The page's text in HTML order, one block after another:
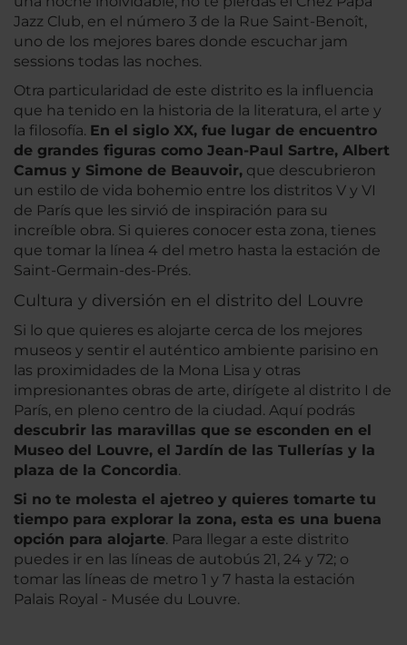
Jazz Club, en el número 3 de la Rue Saint-Benoît,
uno de los mejores bares donde escuchar jam
sessions todas las noches.
Otra particularidad de este distrito es la influencia
que ha tenido en la historia de la literatura, el arte y
la filosofía. En el siglo XX, fue lugar de encuentro
de grandes figuras como Jean-Paul Sartre, Albert
Camus y Simone de Beauvoir, que descubrieron
un estilo de vida bohemio entre los distritos V y VI
de París que les sirvió de inspiración para su
increíble obra. Si quieres conocer esta zona, tienes
que tomar la línea 4 del metro hasta la estación de
Saint-Germain-des-Prés.
Cultura y diversión en el distrito del Louvre
Si lo que quieres es alojarte cerca de los mejores
museos y sentir el auténtico ambiente parisino en
las proximidades de la Mona Lisa y otras
impresionantes obras de arte, dirígete al distrito I de
París, en pleno centro de la ciudad. Aquí podrás
descubrir las maravillas que se esconden en el
Museo del Louvre, el Jardín de las Tullerías y la
plaza de la Concordia.
Si no te molesta el ajetreo y quieres tomarte tu
tiempo para explorar la zona, esta es una buena
opción para alojarte. Para llegar a este distrito
puedes ir en las líneas de autobús 21, 24 y 72; o
tomar las líneas de metro 1 y 7 hasta la estación
Palais Royal - Musée du Louvre.